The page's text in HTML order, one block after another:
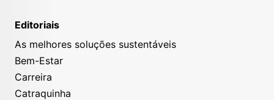
Editoriais
As melhores soluções sustentáveis
Bem-Estar
Carreira
Catraquinha